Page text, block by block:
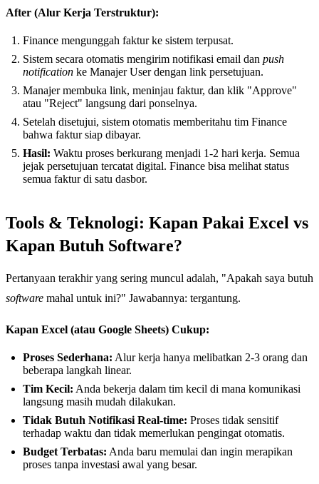
After (Alur Kerja Terstruktur):
Finance mengunggah faktur ke sistem terpusat.
Sistem secara otomatis mengirim notifikasi email dan push
notification ke Manajer User dengan link persetujuan.
Manajer membuka link, meninjau faktur, dan klik "Approve"
atau "Reject" langsung dari ponselnya.
Setelah disetujui, sistem otomatis memberitahu tim Finance
bahwa faktur siap dibayar.
Hasil: Waktu proses berkurang menjadi 1-2 hari kerja. Semua
jejak persetujuan tercatat digital. Finance bisa melihat status
semua faktur di satu dasbor.
Tools & Teknologi: Kapan Pakai Excel vs
Kapan Butuh Software?
Pertanyaan terakhir yang sering muncul adalah, "Apakah saya butuh
software mahal untuk ini?" Jawabannya: tergantung.
Kapan Excel (atau Google Sheets) Cukup:
Proses Sederhana: Alur kerja hanya melibatkan 2-3 orang dan
beberapa langkah linear.
Tim Kecil: Anda bekerja dalam tim kecil di mana komunikasi
langsung masih mudah dilakukan.
Tidak Butuh Notifikasi Real-time: Proses tidak sensitif
terhadap waktu dan tidak memerlukan pengingat otomatis.
Budget Terbatas: Anda baru memulai dan ingin merapikan
proses tanpa investasi awal yang besar.